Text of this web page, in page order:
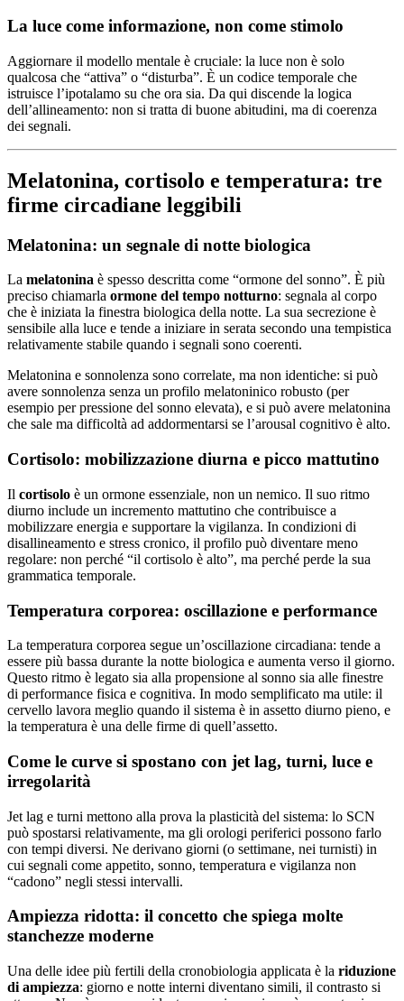
La luce come informazione, non come stimolo
Aggiornare il modello mentale è cruciale: la luce non è solo
qualcosa che “attiva” o “disturba”. È un codice temporale che
istruisce l’ipotalamo su che ora sia. Da qui discende la logica
dell’allineamento: non si tratta di buone abitudini, ma di coerenza
dei segnali.
Melatonina, cortisolo e temperatura: tre
firme circadiane leggibili
Melatonina: un segnale di notte biologica
La melatonina è spesso descritta come “ormone del sonno”. È più
preciso chiamarla ormone del tempo notturno: segnala al corpo
che è iniziata la finestra biologica della notte. La sua secrezione è
sensibile alla luce e tende a iniziare in serata secondo una tempistica
relativamente stabile quando i segnali sono coerenti.
Melatonina e sonnolenza sono correlate, ma non identiche: si può
avere sonnolenza senza un profilo melatoninico robusto (per
esempio per pressione del sonno elevata), e si può avere melatonina
che sale ma difficoltà ad addormentarsi se l’arousal cognitivo è alto.
Cortisolo: mobilizzazione diurna e picco mattutino
Il cortisolo è un ormone essenziale, non un nemico. Il suo ritmo
diurno include un incremento mattutino che contribuisce a
mobilizzare energia e supportare la vigilanza. In condizioni di
disallineamento e stress cronico, il profilo può diventare meno
regolare: non perché “il cortisolo è alto”, ma perché perde la sua
grammatica temporale.
Temperatura corporea: oscillazione e performance
La temperatura corporea segue un’oscillazione circadiana: tende a
essere più bassa durante la notte biologica e aumenta verso il giorno.
Questo ritmo è legato sia alla propensione al sonno sia alle finestre
di performance fisica e cognitiva. In modo semplificato ma utile: il
cervello lavora meglio quando il sistema è in assetto diurno pieno, e
la temperatura è una delle firme di quell’assetto.
Come le curve si spostano con jet lag, turni, luce e
irregolarità
Jet lag e turni mettono alla prova la plasticità del sistema: lo SCN
può spostarsi relativamente, ma gli orologi periferici possono farlo
con tempi diversi. Ne derivano giorni (o settimane, nei turnisti) in
cui segnali come appetito, sonno, temperatura e vigilanza non
“cadono” negli stessi intervalli.
Ampiezza ridotta: il concetto che spiega molte
stanchezze moderne
Una delle idee più fertili della cronobiologia applicata è la riduzione
di ampiezza: giorno e notte interni diventano simili, il contrasto si